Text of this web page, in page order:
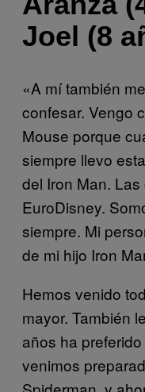
Joel (8
«A mí también
confesar. Vengo
Mouse porque
siempre llevo
del Iron Man.
EuroDisney.
siempre. Mi
de mi hijo Iron
Hemos venido
mayor. También
años ha
venimos